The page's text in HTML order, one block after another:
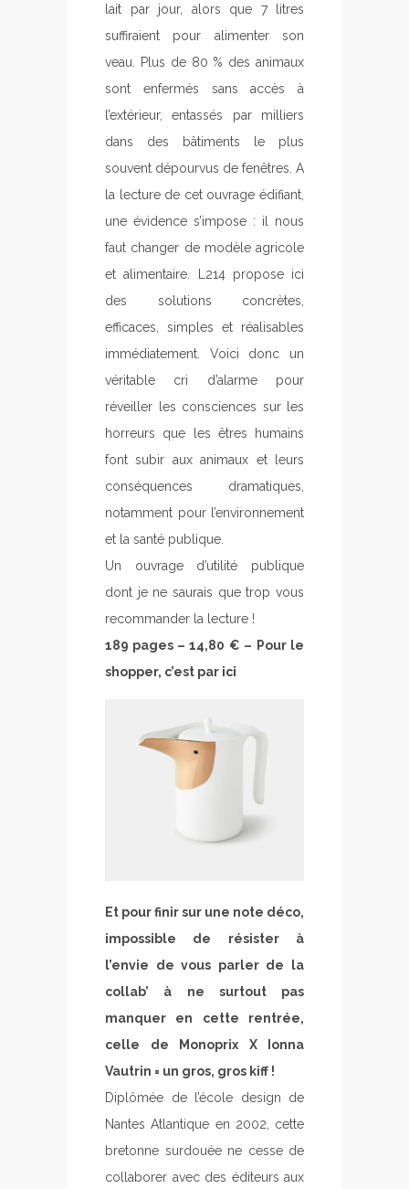
lait par jour, alors que 7 litres
suffiraient pour alimenter son
veau. Plus de 80 % des animaux
sont enfermés sans accès à
l’extérieur, entassés par milliers
dans des bâtiments le plus
souvent dépourvus de fenêtres. A
la lecture de cet ouvrage édifiant,
une évidence s’impose : il nous
faut changer de modèle agricole
et alimentaire. L214 propose ici
des solutions concrètes,
efficaces, simples et réalisables
immédiatement. Voici donc un
véritable cri d’alarme pour
réveiller les consciences sur les
horreurs que les êtres humains
font subir aux animaux et leurs
conséquences dramatiques,
notamment pour l’environnement
et la santé publique.
Un ouvrage d’utilité publique
dont je ne saurais que trop vous
recommander la lecture !
189 pages – 14,80 € – Pour le
shopper, c’est par ici
Et pour finir sur une note déco,
impossible de résister à
l’envie de vous parler de la
collab’ à ne surtout pas
manquer en cette rentrée,
celle de Monoprix X Ionna
Vautrin = un gros, gros kiff !
Diplômée de l’école design de
Nantes Atlantique en 2002, cette
bretonne surdouée ne cesse de
collaborer avec des éditeurs aux